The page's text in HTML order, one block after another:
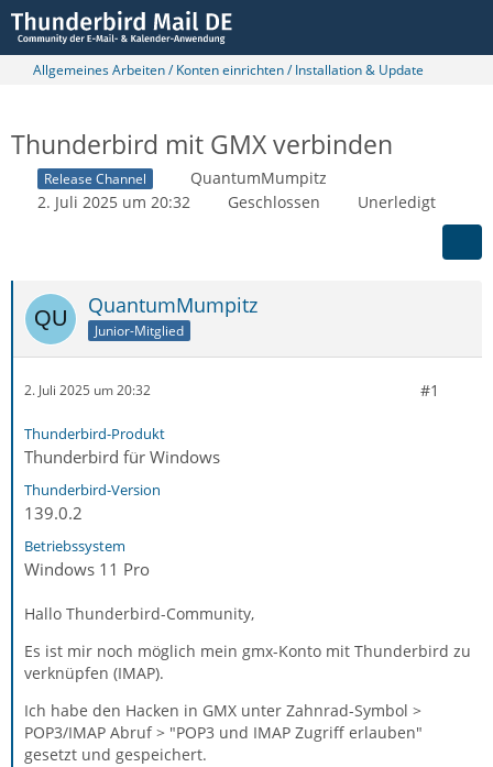
Allgemeines Arbeiten / Konten einrichten / Installation & Update
Thunderbird mit GMX verbinden
Release Channel
QuantumMumpitz
2. Juli 2025 um 20:32
Geschlossen Unerledigt
QuantumMumpitz
Junior-Mitglied
2. Juli 2025 um 20:32 #1
Thunderbird-Produkt
Thunderbird für Windows
Thunderbird-Version
139.0.2
Betriebssystem
Windows 11 Pro
Hallo Thunderbird-Community,
Es ist mir noch möglich mein gmx-Konto mit Thunderbird zu
verknüpfen (IMAP).
Ich habe den Hacken in GMX unter Zahnrad-Symbol >
POP3/IMAP Abruf > "POP3 und IMAP Zugriff erlauben"
gesetzt und gespeichert.